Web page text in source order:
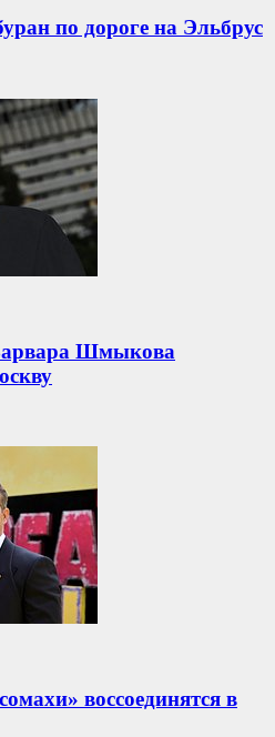
по дороге на Эльбрус
Шмыкова
воссоединятся в